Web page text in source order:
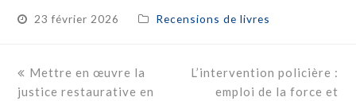
23 février 2026 Recensions de livres
previous
post:
Mettre en œuvre la
justice restaurative en
next
post:
L’intervention policière :
emploi de la force et